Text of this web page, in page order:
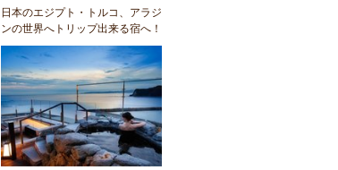
日本のエジプト・トルコ、アラジ
ンの世界へトリップ出来る宿へ！